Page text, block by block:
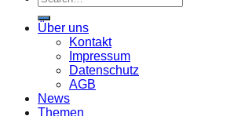
Über uns
Kontakt
Impressum
Datenschutz
AGB
News
Themen